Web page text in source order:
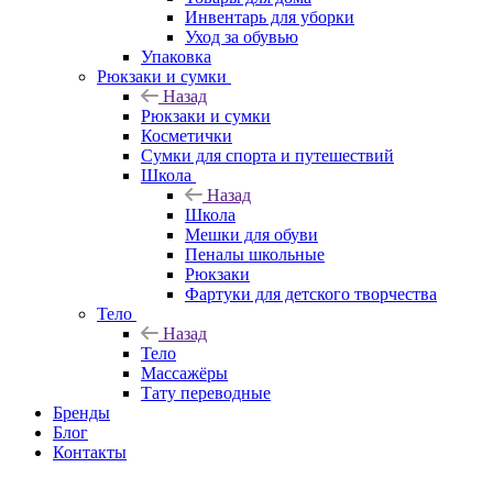
Инвентарь для уборки
Уход за обувью
Упаковка
Рюкзаки и сумки
Назад
Рюкзаки и сумки
Косметички
Сумки для спорта и путешествий
Школа
Назад
Школа
Мешки для обуви
Пеналы школьные
Рюкзаки
Фартуки для детского творчества
Тело
Назад
Тело
Массажёры
Тату переводные
Бренды
Блог
Контакты